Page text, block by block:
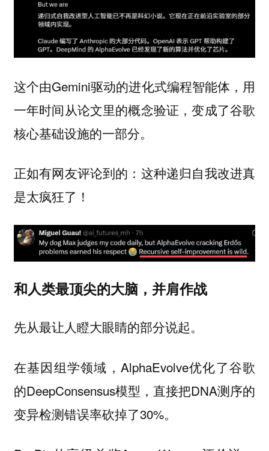
这个由Gemini驱动的进化式编程智能体，用
一年时间从论文里的概念验证，变成了谷歌
核心基础设施的一部分。
正如有网友评论到的：这种递归自我改进真
是太疯狂了！
和人类最顶尖的大脑，并肩作战
先从最让人瞪大眼睛的部分说起。
在基因组学领域，AlphaEvolve优化了谷歌
的DeepConsensus模型，直接把DNA测序的
变异检测错误率砍掉了30%。